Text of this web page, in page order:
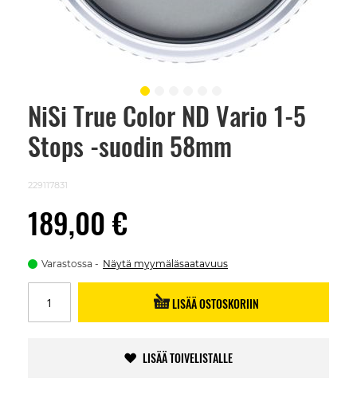
NiSi True Color ND Vario 1-5
Stops -suodin 58mm
229117831
189,00 €
Varastossa Näytä myymäläsaatavuus
LISÄÄ OSTOSKORIIN
LISÄÄ TOIVELISTALLE
Skip
beginning
images